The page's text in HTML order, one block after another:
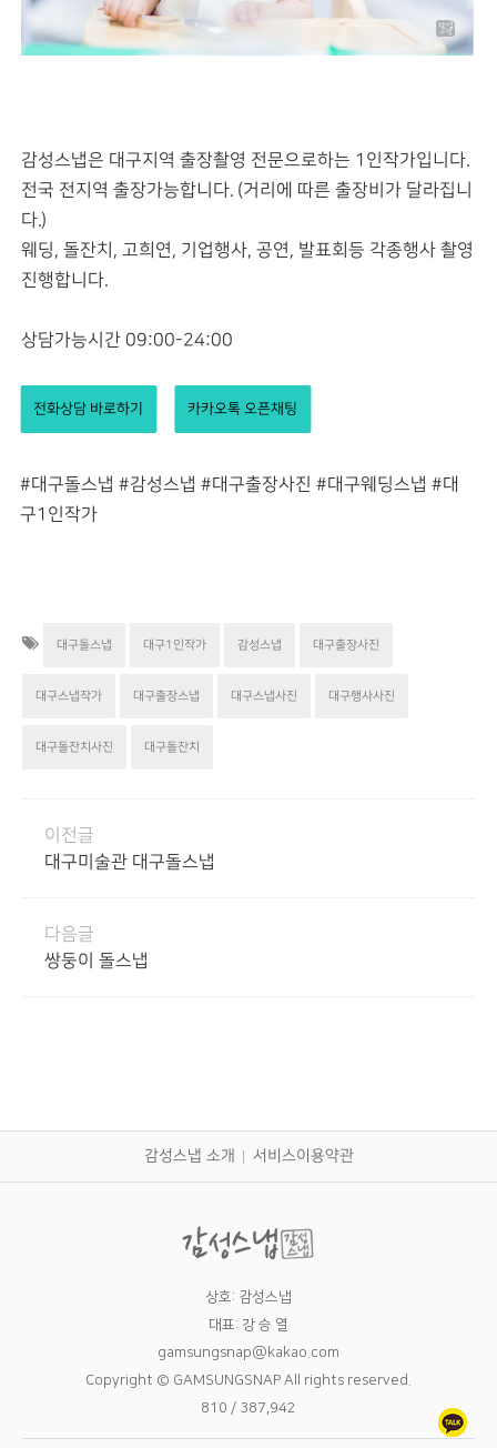
감성스냅은 대구지역 출장촬영 전문으로하는 1인작가입니다.
전국 전지역 출장가능합니다. (거리에 따른 출장비가 달라집니
다.)
웨딩, 돌잔치, 고희연, 기업행사, 공연, 발표회등 각종행사 촬영
진행합니다.
상담가능시간 09:00-24:00
전화상담 바로하기 카카오톡 오픈채팅
#대구돌스냅 #감성스냅 #대구출장사진 #대구웨딩스냅 #대
구1인작가
대구돌스냅 대구1인작가 감성스냅 대구출장사진
대구스냅작가 대구출장스냅 대구스냅사진 대구행사사진
대구돌잔치사진 대구돌잔치
이전글
대구미술관 대구돌스냅
다음글
쌍둥이 돌스냅
감성스냅 소개 서비스이용약관
상호: 감성스냅
대표: 강 승 열
gamsungsnap@kakao.com
Copyright © GAMSUNGSNAP All rights reserved.
810 / 387,942